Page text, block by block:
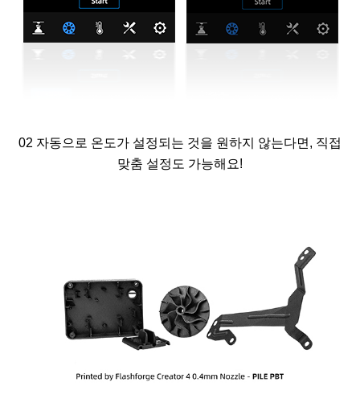
02 자동으로 온도가 설정되는 것을 원하지 않는다면, 직접
맞춤 설정도 가능해요!